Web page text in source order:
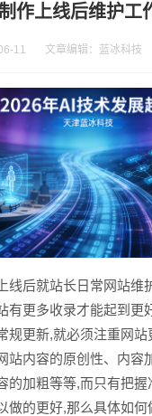
作上线后维护工
06-11 文章编辑：蓝冰科技
线后就站长日常网站维
有更多收录才能起到更
规更新,就必须注重网
站内容的原创性、内容
的加粗等等,而只有把
做的更好,那么具体如何